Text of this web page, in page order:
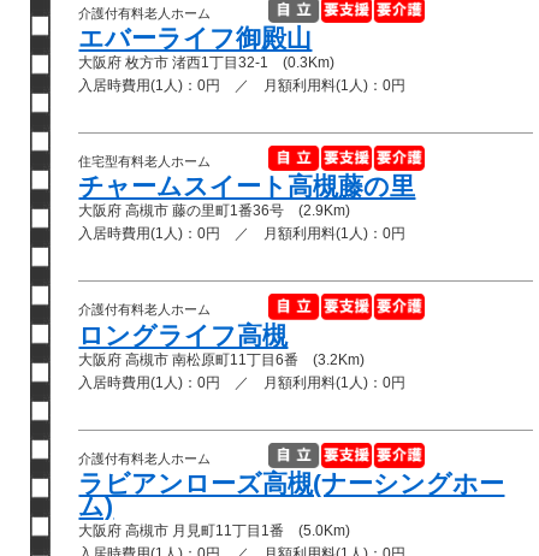
介護付有料老人ホーム
エバーライフ御殿山
大阪府 枚方市 渚西1丁目32-1 (0.3Km)
入居時費用(1人)：0円 ／ 月額利用料(1人)：0円
住宅型有料老人ホーム
チャームスイート高槻藤の里
大阪府 高槻市 藤の里町1番36号 (2.9Km)
入居時費用(1人)：0円 ／ 月額利用料(1人)：0円
介護付有料老人ホーム
ロングライフ高槻
大阪府 高槻市 南松原町11丁目6番 (3.2Km)
入居時費用(1人)：0円 ／ 月額利用料(1人)：0円
介護付有料老人ホーム
ラビアンローズ高槻(ナーシングホー
ム)
大阪府 高槻市 月見町11丁目1番 (5.0Km)